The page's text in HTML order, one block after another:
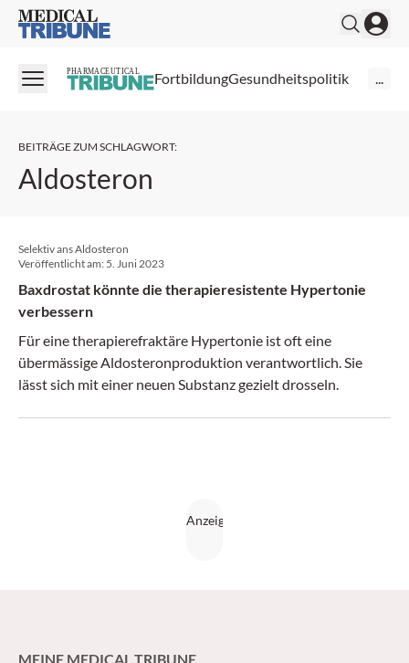
Medical Tribune
PHARMACEUTICAL FortbildungGesundheitspolitik ...
BEITRÄGE ZUM SCHLAGWORT:
Aldosteron
Selektiv ans Aldosteron
Veröffentlicht am: 5. Juni 2023
Baxdrostat könnte die therapieresistente Hypertonie
verbessern
Für eine therapierefraktäre Hypertonie ist oft eine
übermässige Aldosteronproduktion verantwortlich. Sie
lässt sich mit einer neuen Substanz gezielt drosseln.
MEINE MEDICAL TRIBUNE